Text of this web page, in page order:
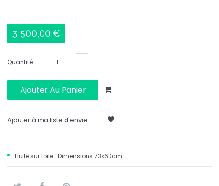
3 500,00 €
Quantité
Ajouter Au Panier
Ajouter à ma liste d'envie
Huile sur toile. Dimensions:73x60cm